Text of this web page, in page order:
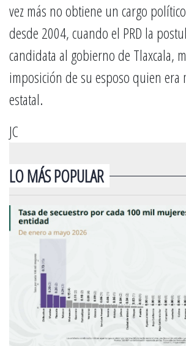
vez más no obtiene un cargo
desde 2004, cuando el PRD la
candidata al gobierno de Tlaxcala,
imposición de su esposo quien era
estatal.
JC
LO MÁS POPULAR